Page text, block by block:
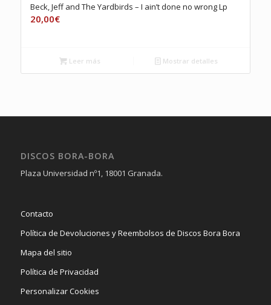
Beck, Jeff and The Yardbirds – I ain’t done no wrong Lp
20,00€
Leer más Mostrar detalles
DISCOS BORA-BORA
Plaza Universidad nº1, 18001 Granada.
Contacto
Política de Devoluciones y Reembolsos de Discos Bora Bora
Mapa del sitio
Política de Privacidad
Personalizar Cookies